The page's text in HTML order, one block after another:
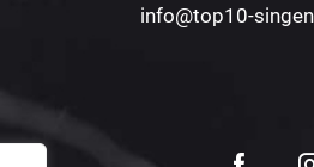
info@top10-